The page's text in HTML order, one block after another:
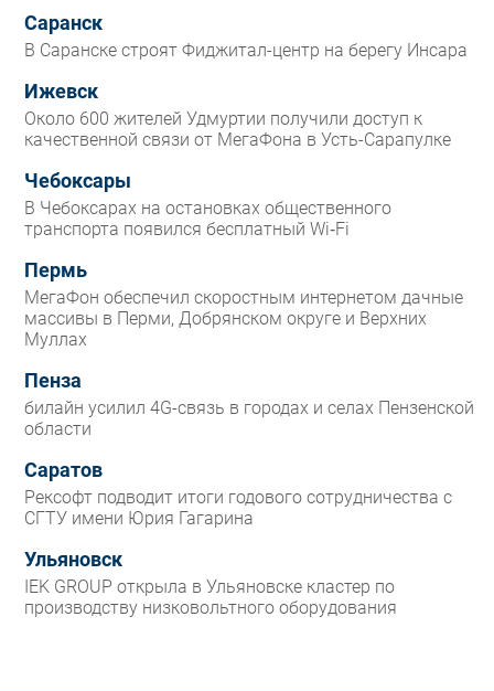
Саранск
В Саранске строят Фиджитал-центр на берегу Инсара
Ижевск
Около 600 жителей Удмуртии получили доступ к
качественной связи от МегаФона в Усть-Сарапулке
Чебоксары
В Чебоксарах на остановках общественного
транспорта появился бесплатный Wi‑Fi
Пермь
МегаФон обеспечил скоростным интернетом дачные
массивы в Перми, Добрянском округе и Верхних
Муллах
Пенза
билайн усилил 4G-связь в городах и селах Пензенской
области
Саратов
Рексофт подводит итоги годового сотрудничества с
СГТУ имени Юрия Гагарина
Ульяновск
IEK GROUP открыла в Ульяновске кластер по
производству низковольтного оборудования